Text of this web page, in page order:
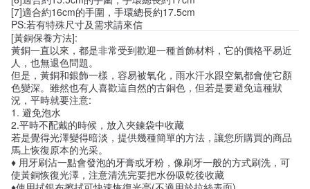
[7]適合約16cm的手圍，手環總長約17.5cm
PS:若有特殊尺寸及需求請來信
[黃銅保養方法]:
黃銅一直以來，都是非常受到歡迎一種首飾材料，它的價格平易近
人，也無退色問題。
但是，黃銅和銀飾一樣，容易被氧化，雨水汗水跟空氣都會使它顏
色變深。雖然也有人喜歡這自然的古銅色，但若是要避免這種狀
況，平時就要注意:
1. 避免泡水
2.平時不配戴的時候，放入夾鍊袋中收藏
若是覺得光澤變得暗淡，提供幾種簡單的方法，讓您所購買的商品
馬上恢復原本的光采。
♦ 用牙刷沾一點會發泡的牙膏或牙粉，像刷牙一般的方式刷洗，可
使黃銅恢復光澤，注意清洗完要把水份吸乾後收藏